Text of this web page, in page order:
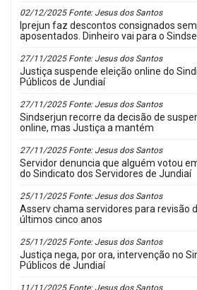
02/12/2025 Fonte: Jesus dos Santos
Iprejun faz descontos consignados
aposentados. Dinheiro vai para o
27/11/2025 Fonte: Jesus dos Santos
Justiça suspende eleição online do
Públicos de Jundiaí
27/11/2025 Fonte: Jesus dos Santos
Sindserjun recorre da decisão de
online, mas Justiça a mantém
27/11/2025 Fonte: Jesus dos Santos
Servidor denuncia que alguém votou
do Sindicato dos Servidores de Jundiaí
25/11/2025 Fonte: Jesus dos Santos
Asserv chama servidores para revisão
últimos cinco anos
25/11/2025 Fonte: Jesus dos Santos
Justiça nega, por ora, intervenção no
Públicos de Jundiaí
11/11/2025 Fonte: Jesus dos Santos